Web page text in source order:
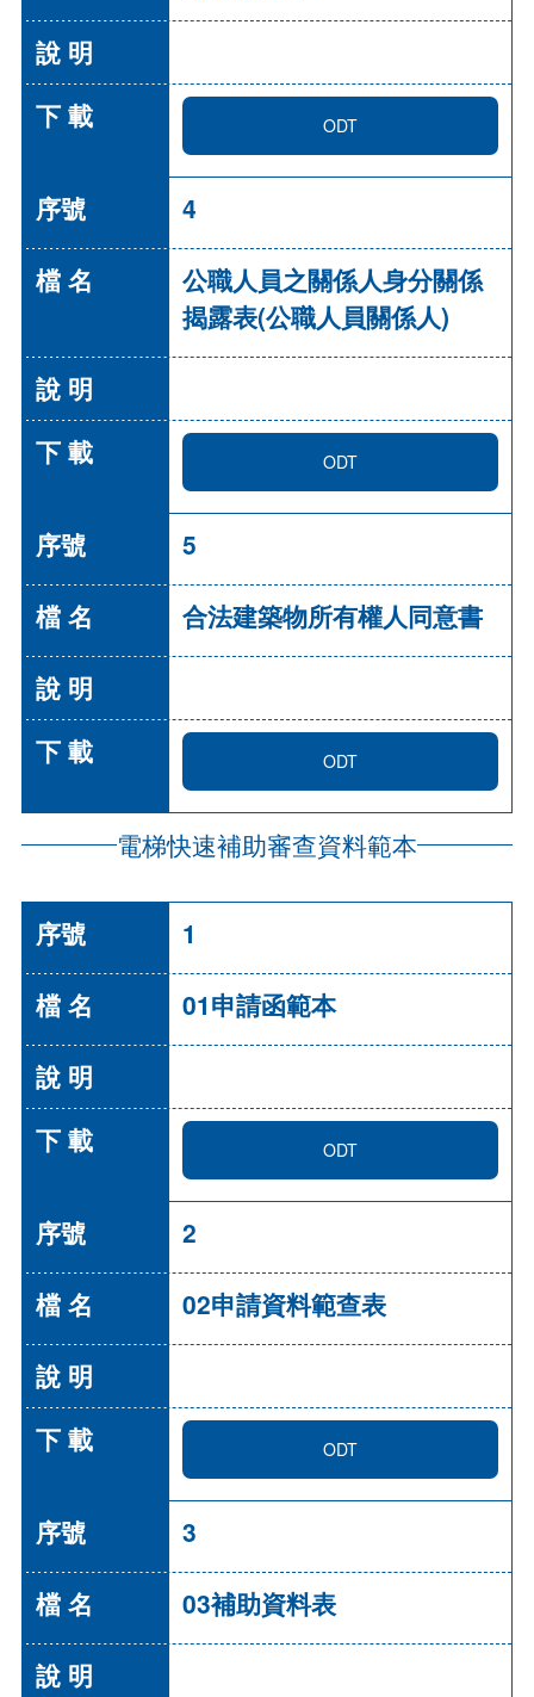
ODT
4
公職人員之關係人身分關係
揭露表(公職人員關係人)
ODT
5
合法建築物所有權人同意書
ODT
電梯快速補助審查資料範本
1
01申請函範本
ODT
2
02申請資料範查表
ODT
3
03補助資料表